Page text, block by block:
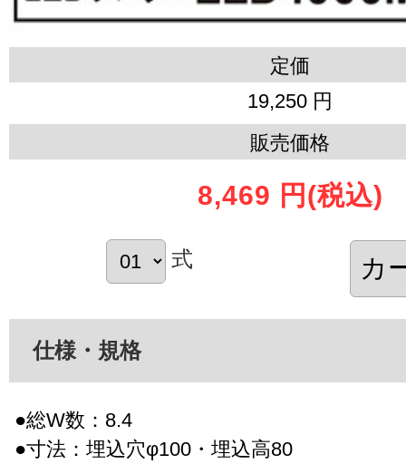
定価
19,250 円
販売価格
8,469 円 (税込)
式
仕様・規格
●総W数：8.4
●寸法：埋込穴φ100・埋込高80